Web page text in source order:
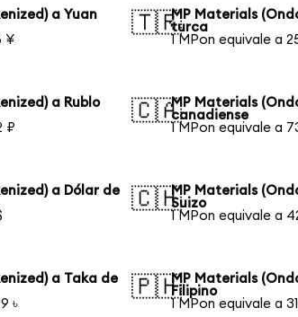
a Yuan
¥
🇹🇷MP Materials
turca
1 MPon equivale a
a Rublo
₽
🇨🇦MP Materials
canadiense
1 MPon equivale a
a Dólar de
🇨🇭MP Materials
Suizo
1 MPon equivale a
a Taka de
৳
🇵🇭MP Materials
Filipino
1 MPon equivale a